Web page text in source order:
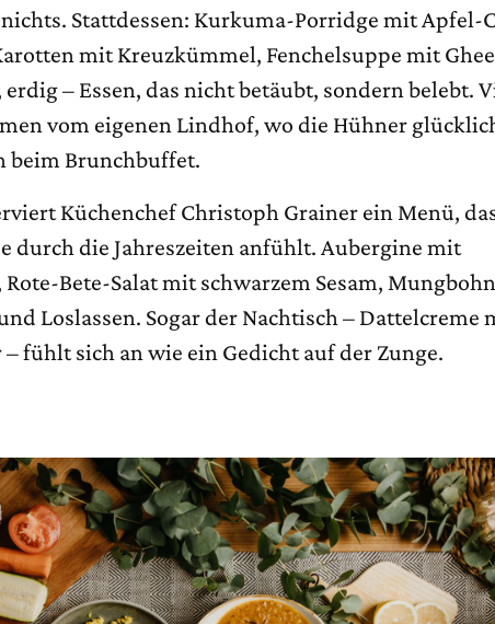
Stattdessen: Kurkuma-Porridge mit Apfel-
mit Kreuzkümmel, Fenchelsuppe mit
– Essen, das nicht betäubt, sondern belebt.
vom eigenen Lindhof, wo die Hühner
beim Brunchbuffet.
Küchenchef Christoph Grainer ein Menü,
durch die Jahreszeiten anfühlt. Aubergine mit
Bete-Salat mit schwarzem Sesam,
Loslassen. Sogar der Nachtisch – Dattelcreme
– fühlt sich an wie ein Gedicht auf der Zunge.